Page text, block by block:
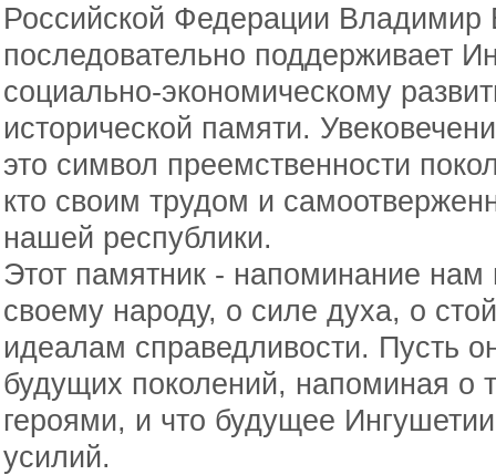
Российской Федерации Владимир
последовательно поддерживает
социально-экономическому
исторической памяти.
это символ преемственности
кто своим трудом и
нашей республики.
Этот памятник - напоминание
своему народу, о силе духа, о
идеалам справедливости. Пусть
будущих поколений, напоминая о
героями, и что будущее
усилий.